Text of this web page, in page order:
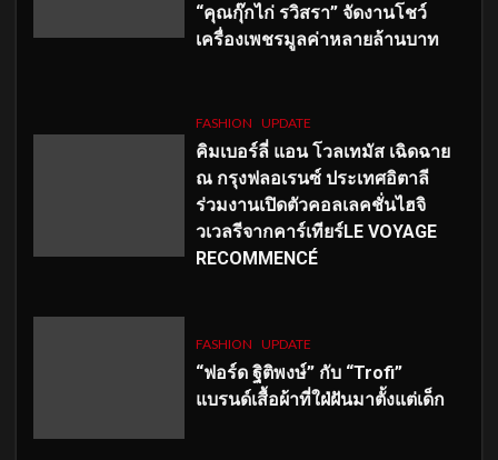
“คุณกุ๊กไก่ รวิสรา” จัดงานโชว์
เครื่องเพชรมูลค่าหลายล้านบาท
FASHION UPDATE
คิมเบอร์ลี่ แอน โวลเทมัส เฉิดฉาย
ณ กรุงฟลอเรนซ์ ประเทศอิตาลี
ร่วมงานเปิดตัวคอลเลคชั่นไฮจิ
วเวลรีจากคาร์เทียร์LE VOYAGE
RECOMMENCÉ
FASHION UPDATE
“ฟอร์ด ฐิติพงษ์” กับ “Trofi”
แบรนด์เสื้อผ้าที่ใฝ่ฝันมาตั้งแต่เด็ก